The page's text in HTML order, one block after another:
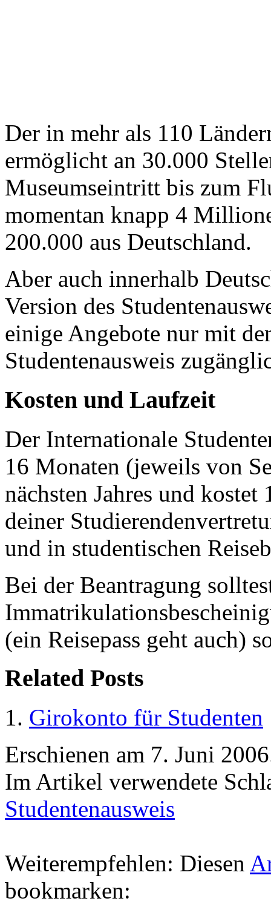
Der in mehr als 110
ermöglicht an 30.000
Museumseintritt bis zum
momentan knapp 4
200.000 aus Deutschland.
Aber auch innerhalb
Version des
einige Angebote nur mit
Studentenausweis
Kosten und Laufzeit
Der Internationale
16 Monaten (jeweils von
nächsten Jahres und
deiner
und in studentischen
Bei der Beantragung
(ein Reisepass geht auch)
Related Posts
Girokonto für Studenten
Erschienen am 7. Juni 2006
Im Artikel verwendete
Studentenausweis
Weiterempfehlen: Diesen
bookmarken: